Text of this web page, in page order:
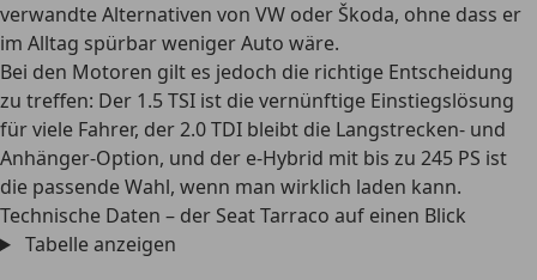
verwandte Alternativen von VW oder Škoda, ohne dass er
im Alltag spürbar weniger Auto wäre.
Bei den Motoren gilt es jedoch die richtige Entscheidung
zu treffen: Der 1.5 TSI ist die vernünftige Einstiegslösung
für viele Fahrer, der 2.0 TDI bleibt die Langstrecken- und
Anhänger-Option, und der e-Hybrid mit bis zu 245 PS ist
die passende Wahl, wenn man wirklich laden kann.
Technische Daten – der Seat Tarraco auf einen Blick
Tabelle anzeigen